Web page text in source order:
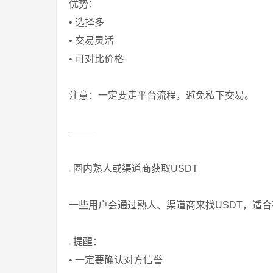
优势：
• 选择多
• 交易灵活
• 可对比价格
注意：一定要走平台流程，避免私下交易。
⸻
圈内熟人或渠道商获取USDT
一些用户会通过熟人、渠道商来找USDT，适合
提醒：
• 一定要确认对方信誉